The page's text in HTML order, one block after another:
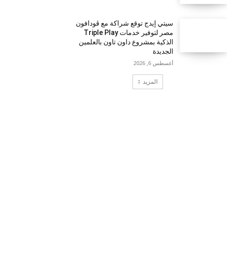
سيتي إيدج توقع شراكة مع ڤودافون
مصر لتوفير خدمات Triple Play
الذكية بمشروع داون تاون بالعلمين
الجديدة
أغسطس 6, 2026
المزيد